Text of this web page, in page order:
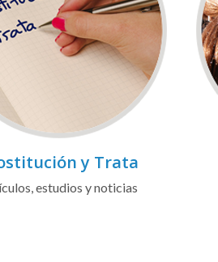
y Trata
estudios y noticias